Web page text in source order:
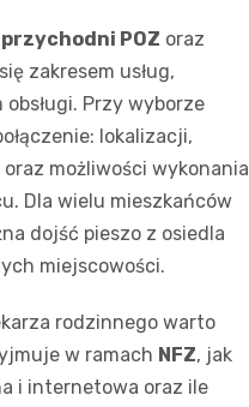
przychodni POZ oraz
zakresem usług,
Przy wyborze
lokalizacji,
możliwości wykonania
Dla wielu mieszkańców
dojść pieszo z osiedla
miejscowości.
rodzinnego warto
w ramach NFZ, jak
i internetowa oraz ile